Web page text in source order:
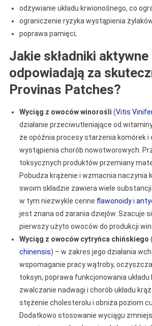
odżywianie układu krwionośnego, co
ograniczenie ryzyka wystąpienia
poprawa pamięci;
Jakie składniki aktywne
odpowiadają za
Provinas Patches?
Wyciąg z owoców winorośli (Vitis
działanie przeciwutleniające od
że opóźnia procesy starzenia komórek i
wystąpienia chorób nowotworowych.
toksycznych produktów przemiany
Pobudza krążenie i wzmacnia naczynia
swoim składzie zawiera wiele
w tym niezwykle cenne flawonoidyi
jest znana od zarania dziejów. Szacuje
pierwszy użyto owoców do produkcji
Wyciąg z owoców cytryńca chińskiego (
chinensis) – w zakres jego działania
wspomaganie pracy wątroby,
toksyn, poprawa funkcjonowania układu
zwalczanie nadwagi i chorób układu
stężenie cholesterolu i obniża poziom
Dodatkowo stosowanie wyciągu